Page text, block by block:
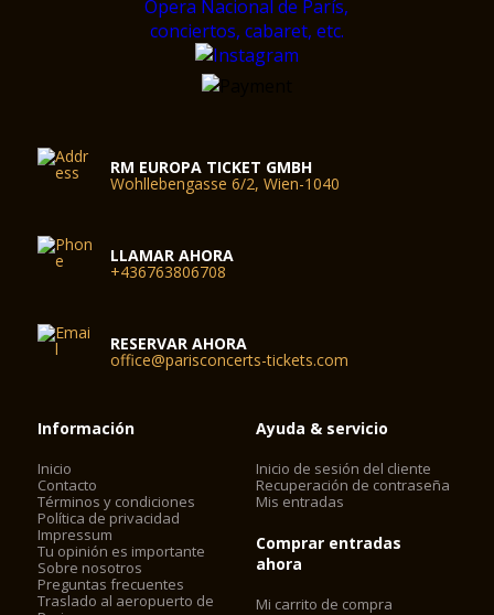
RM EUROPA TICKET GMBH
Wohllebengasse 6/2, Wien-1040
LLAMAR AHORA
+436763806708
RESERVAR AHORA
office@parisconcerts-tickets.com
Información
Inicio
Contacto
Términos y condiciones
Política de privacidad
Impressum
Tu opinión es importante
Sobre nosotros
Preguntas frecuentes
Traslado al aeropuerto de
Ayuda & servicio
Inicio de sesión del cliente
Recuperación de contraseña
Mis entradas
Comprar entradas
ahora
Mi carrito de compra